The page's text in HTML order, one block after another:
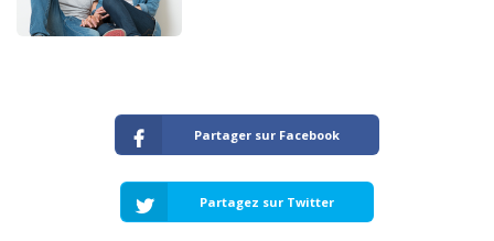
Partager sur Facebook
Partagez sur Twitter